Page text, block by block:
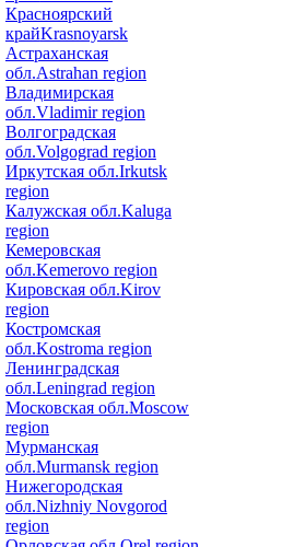
Красноярский
крайKrasnoyarsk
Астраханская
обл.Astrahan region
Владимирская
обл.Vladimir region
Волгоградская
обл.Volgograd region
Иркутская обл.Irkutsk
region
Калужская обл.Kaluga
region
Кемеровская
обл.Kemerovo region
Кировская обл.Kirov
region
Костромская
обл.Kostroma region
Ленинградская
обл.Leningrad region
Московская обл.Moscow
region
Мурманская
обл.Murmansk region
Нижегородская
обл.Nizhniy Novgorod
region